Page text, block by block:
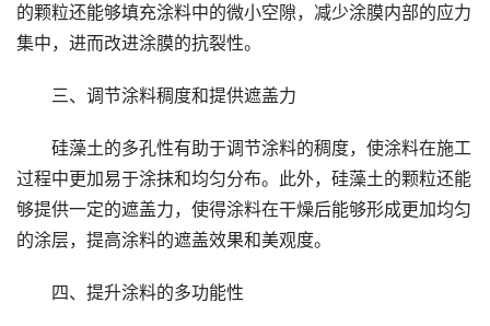
的颗粒还能够填充涂料中的微小空隙，减少涂膜内部的应力
集中，进而改进涂膜的抗裂性。
三、调节涂料稠度和提供遮盖力
硅藻土的多孔性有助于调节涂料的稠度，使涂料在施工
过程中更加易于涂抹和均匀分布。此外，硅藻土的颗粒还能
够提供一定的遮盖力，使得涂料在干燥后能够形成更加均匀
的涂层，提高涂料的遮盖效果和美观度。
四、提升涂料的多功能性